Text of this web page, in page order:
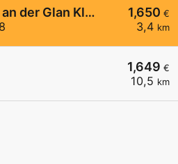
1,650 €
3,4 km
AVANTI - Sankt Veit an der Glan Klagenfurter Straße 78
1,649 €
10,5 km